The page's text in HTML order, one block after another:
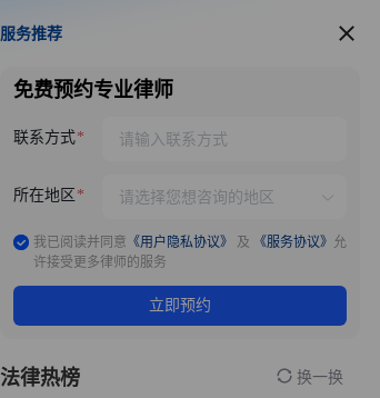
服务推荐
服务推荐
免费预约专业律师
联系方式
所在地区
我已阅读并同意 《用户隐私协议》 及 《服务协议》 允
许接受更多律师的服务
立即预约
法律热榜 换一换